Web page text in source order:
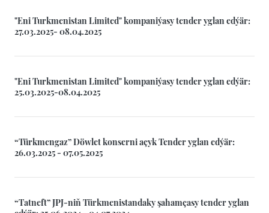
"Eni Turkmenistan Limited" kompaniýasy tender yglan edýär:
27.03.2025- 08.04.2025
"Eni Turkmenistan Limited" kompaniýasy tender yglan edýär:
25.03.2025-08.04.2025
“Türkmengaz” Döwlet konserni açyk Tender yglan edýär:
26.03.2025 - 07.05.2025
“Tatneft” JPJ-niň Türkmenistandaky şahamçasy tender yglan